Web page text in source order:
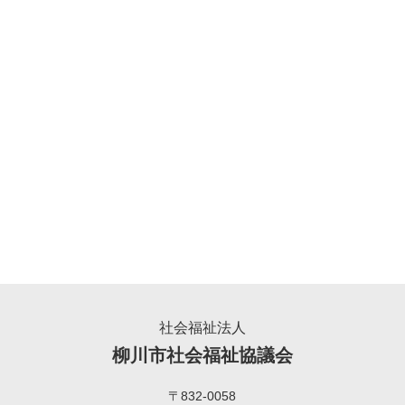
社会福祉法人
柳川市社会福祉協議会
〒832-0058